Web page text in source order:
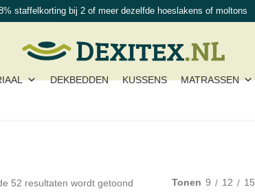
staffelkorting bij 2 of meer dezelfde hoeslakens of moltons
DEKBEDDEN KUSSENS MATRASSEN
52 resultaten wordt getoond Tonen 9 12 15